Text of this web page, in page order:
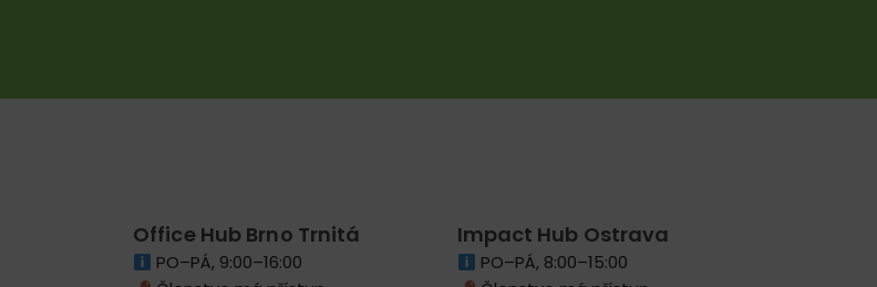
Office Hub Brno Trnitá
PO–PÁ, 9:00–16:00
Impact Hub Ostrava
PO–PÁ, 8:00–15:00